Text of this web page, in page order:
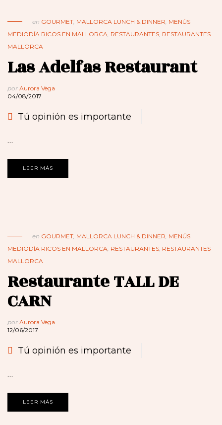
en GOURMET, MALLORCA LUNCH & DINNER, MENÚS
MEDIODÍA RICOS EN MALLORCA, RESTAURANTES, RESTAURANTES
MALLORCA
Las Adelfas Restaurant
por Aurora Vega
04/08/2017
Tú opinión es importante
…
LEER MÁS
en GOURMET, MALLORCA LUNCH & DINNER, MENÚS
MEDIODÍA RICOS EN MALLORCA, RESTAURANTES, RESTAURANTES
MALLORCA
Restaurante TALL DE
CARN
por Aurora Vega
12/06/2017
Tú opinión es importante
…
LEER MÁS